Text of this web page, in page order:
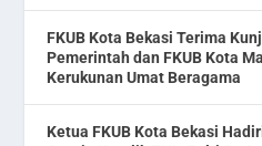
FKUB Kota Bekasi Terima
Pemerintah dan FKUB Kota
Kerukunan Umat Beragama
Ketua FKUB Kota Bekasi